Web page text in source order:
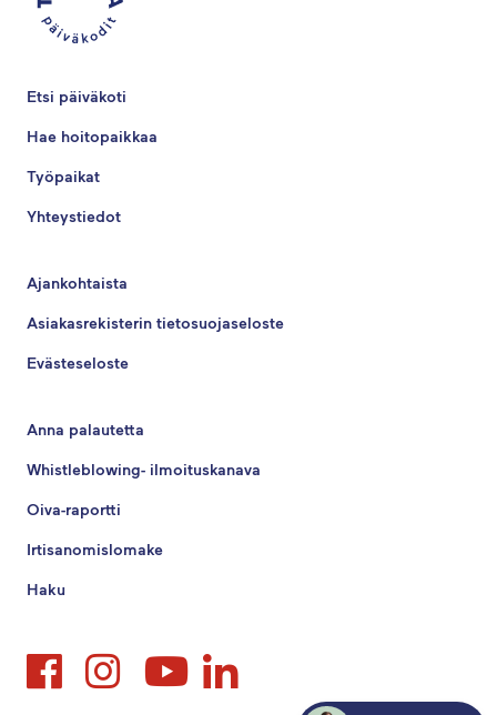
Etsi päiväkoti
Hae hoitopaikkaa
Työpaikat
Yhteystiedot
Ajankohtaista
Asiakasrekisterin tietosuojaseloste
Evästeseloste
Anna palautetta
Whistleblowing- ilmoituskanava
Oiva-raportti
Irtisanomislomake
Haku